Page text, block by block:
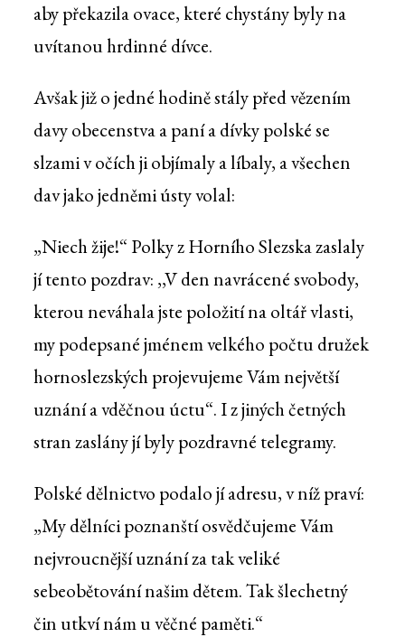
aby překazila ovace, které chystány byly na
uvítanou hrdinné dívce.
Avšak již o jedné hodině stály před vězením
davy obecenstva a paní a dívky polské se
slzami v očích ji objímaly a líbaly, a všechen
dav jako jedněmi ústy volal:
„Niech žije!“ Polky z Horního Slezska zaslaly
jí tento pozdrav: ,,V den navrácené svobody,
kterou neváhala jste položití na oltář vlasti,
my podepsané jménem velkého počtu družek
hornoslezských projevujeme Vám největší
uznání a vděčnou úctu“. I z jiných četných
stran zaslány jí byly pozdravné telegramy.
Polské dělnictvo podalo jí adresu, v níž praví:
„My dělníci poznanští osvědčujeme Vám
nejvroucnější uznání za tak veliké
sebeobětování našim dětem. Tak šlechetný
čin utkví nám u věčné paměti.“